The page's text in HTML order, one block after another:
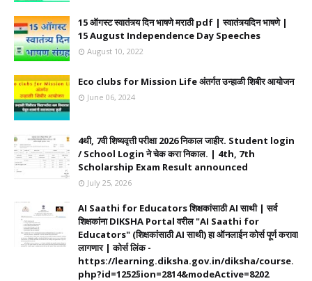
15 ऑगस्ट स्वातंत्र्य दिन भाषणे मराठी pdf | स्वातंत्र्यदिन भाषणे |
15 August Independence Day Speeches
August 10, 2022
Eco clubs for Mission Life अंतर्गत उन्हाळी शिबीर आयोजन
June 06, 2024
4थी, 7वी शिष्यवृत्ती परीक्षा 2026 निकाल जाहीर. Student login
/ School Login ने चेक करा निकाल. | 4th, 7th
Scholarship Exam Result announced
July 25, 2026
AI Saathi for Educators शिक्षकांसाठी AI साथी | सर्व
शिक्षकांना DIKSHA Portal वरील "AI Saathi for
Educators" (शिक्षकांसाठी AI साथी) हा ऑनलाईन कोर्स पूर्ण करावा
लागणार | कोर्स लिंक -
https://learning.diksha.gov.in/diksha/course.
php?id=1252§ion=2814&modeActive=8202